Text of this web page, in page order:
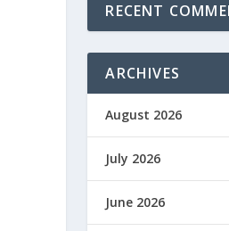
RECENT
ARCHIVES
August 2026
July 2026
June 2026